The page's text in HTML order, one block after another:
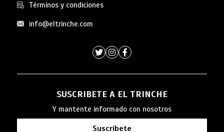
Términos y condiciones
info@eltrinche.com
SUSCRIBETE A EL TRINCHE
Y mantente informado con nosotros
Suscríbete